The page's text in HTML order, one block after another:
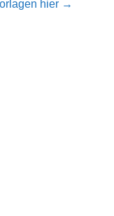
hier →